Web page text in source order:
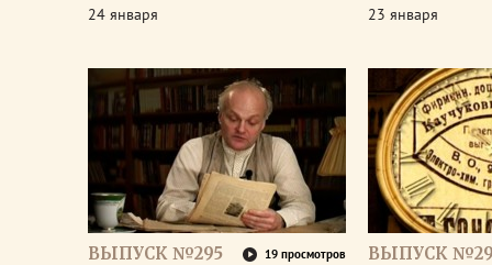
24 января 23 января
ВЫПУСК №295 19 просмотров ВЫПУСК